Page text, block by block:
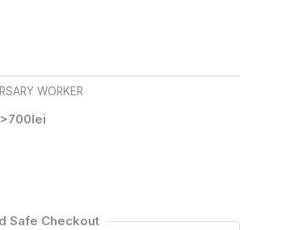
WORKER
Safe Checkout